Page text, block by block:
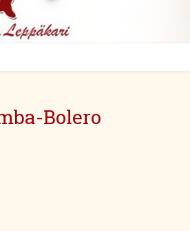
Bolero